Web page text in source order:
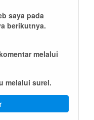
saya pada
berikutnya.
melalui
melalui surel.